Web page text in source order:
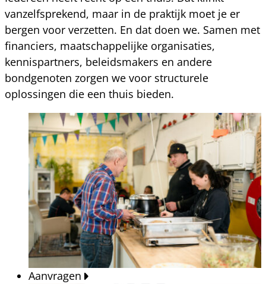
vanzelfsprekend, maar in de praktijk moet je er
bergen voor verzetten. En dat doen we. Samen met
financiers, maatschappelijke organisaties,
kennispartners, beleidsmakers en andere
bondgenoten zorgen we voor structurele
oplossingen die een thuis bieden.
Aanvragen